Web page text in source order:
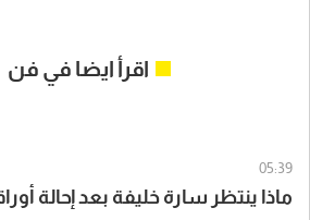
اقرأ ايضا في فن
05:39
ماذا ينتظر سارة خليفة بعد إحالة